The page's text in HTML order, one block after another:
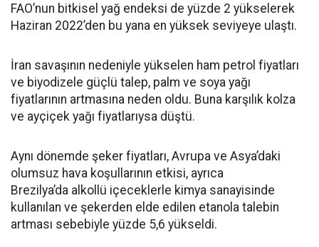
FAO’nun bitkisel yağ endeksi de yüzde 2 yükselerek
Haziran 2022’den bu yana en yüksek seviyeye ulaştı.
İran savaşının nedeniyle yükselen ham petrol fiyatları
ve biyodizele güçlü talep, palm ve soya yağı
fiyatlarının artmasına neden oldu. Buna karşılık kolza
ve ayçiçek yağı fiyatlarıysa düştü.
Aynı dönemde şeker fiyatları, Avrupa ve Asya’daki
olumsuz hava koşullarının etkisi, ayrıca
Brezilya’da alkollü içeceklerle kimya sanayisinde
kullanılan ve şekerden elde edilen etanola talebin
artması sebebiyle yüzde 5,6 yükseldi.